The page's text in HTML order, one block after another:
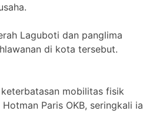
Laguboti dan panglima
di kota tersebut.
mobilitas fisik
Paris OKB, seringkali ia